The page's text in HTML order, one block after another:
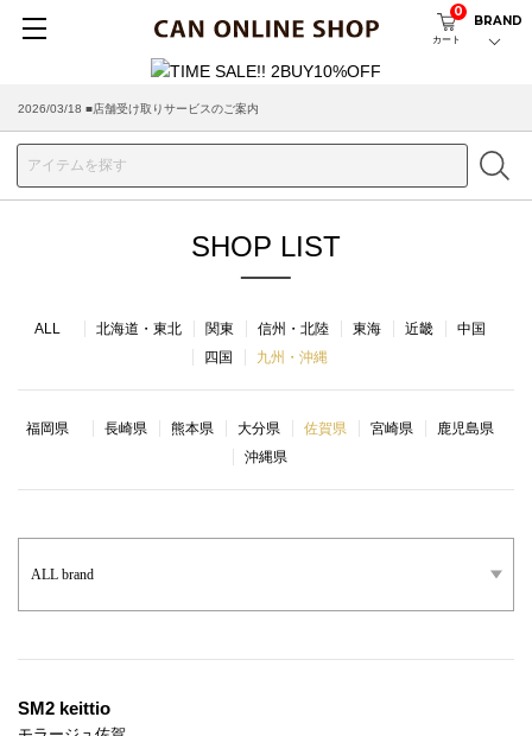
カート
0
BRAND
2026/03/18 ■店舗受け取りサービスのご案内
SHOP LIST
ALL 北海道・東北 関東 信州・北陸 東海 近畿
中国
四国
九州・沖縄
福岡県 長崎県 熊本県 大分県 佐賀県 宮崎県
鹿児島県
沖縄県
SM2 keittio